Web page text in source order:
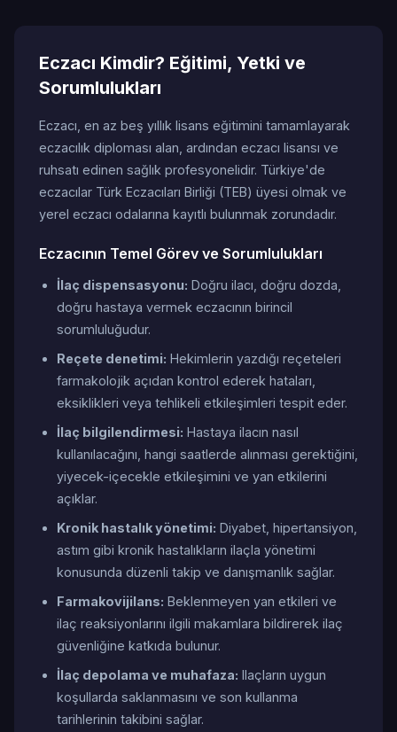
Eczacı Kimdir? Eğitimi, Yetki ve
Sorumlulukları
Eczacı, en az beş yıllık lisans eğitimini tamamlayarak
eczacılık diploması alan, ardından eczacı lisansı ve
ruhsatı edinen sağlık profesyonelidir. Türkiye'de
eczacılar Türk Eczacıları Birliği (TEB) üyesi olmak ve
yerel eczacı odalarına kayıtlı bulunmak zorundadır.
Eczacının Temel Görev ve Sorumlulukları
İlaç dispensasyonu: Doğru ilacı, doğru dozda,
doğru hastaya vermek eczacının birincil
sorumluluğudur.
Reçete denetimi: Hekimlerin yazdığı reçeteleri
farmakolojik açıdan kontrol ederek hataları,
eksiklikleri veya tehlikeli etkileşimleri tespit eder.
İlaç bilgilendirmesi: Hastaya ilacın nasıl
kullanılacağını, hangi saatlerde alınması gerektiğini,
yiyecek-içecekle etkileşimini ve yan etkilerini
açıklar.
Kronik hastalık yönetimi: Diyabet, hipertansiyon,
astım gibi kronik hastalıkların ilaçla yönetimi
konusunda düzenli takip ve danışmanlık sağlar.
Farmakovijilans: Beklenmeyen yan etkileri ve
ilaç reaksiyonlarını ilgili makamlara bildirerek ilaç
güvenliğine katkıda bulunur.
İlaç depolama ve muhafaza: Ilaçların uygun
koşullarda saklanmasını ve son kullanma
tarihlerinin takibini sağlar.